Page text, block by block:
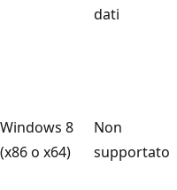
dati
Windows 8
(x86 o x64)
Non
supportato